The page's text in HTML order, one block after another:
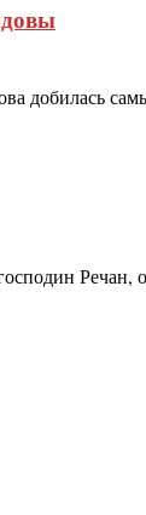
добилась